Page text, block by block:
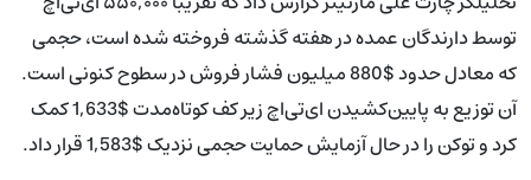
توسط دارندگان عمده در هفته گذشته فروخته شده است، حجمی
که معادل حدود $880 میلیون فشار فروش در سطوح کنونی است.
آن توزیع به پایین‌کشیدن ای‌تی‌اچ زیر کف کوتاه‌مدت $1,633 کمک
کرد و توکن را در حال آزمایش حمایت حجمی نزدیک $1,583 قرار داد.